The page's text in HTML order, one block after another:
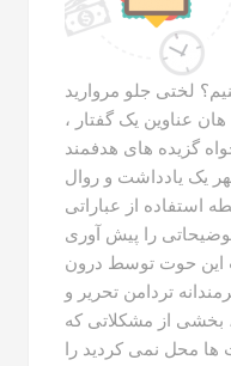
لختی جلو مروارید
عناوین یک گفتار ،
گزیده های هدفمند
یک یادداشت و روال
استفاده از عباراتی
را پیش آوری
این حوت توسط درون
تردامن تحریر و
از مشکلاتی که
ها محل نمی کردید را